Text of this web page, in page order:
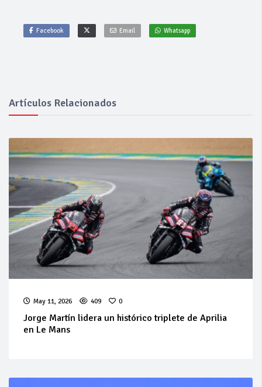
Facebook Email Whatsapp
Artículos Relacionados
May 11, 2026 409 0
Jorge Martín lidera un histórico triplete de Aprilia
en Le Mans